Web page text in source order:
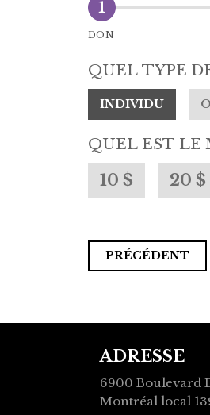
DON
QUEL TYPE
INDIVIDU
QUEL EST LE
10 $ 20 $
PRÉCÉDENT
ADRESSE
6900 Boulevard
Montréal local